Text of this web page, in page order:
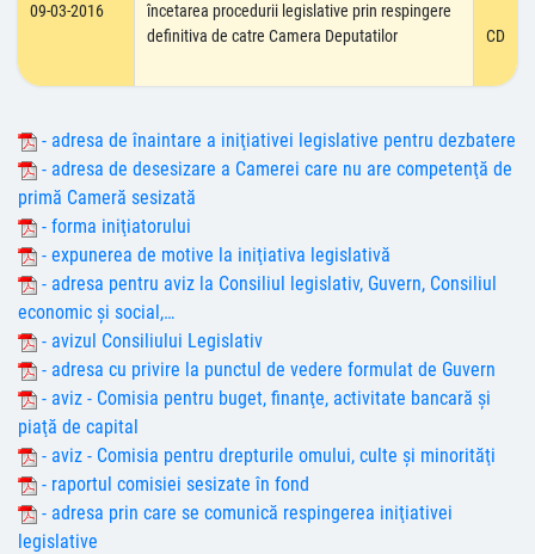
09-03-2016
încetarea procedurii legislative prin respingere
definitiva de catre Camera Deputatilor
CD
- adresa de înaintare a iniţiativei legislative pentru dezbatere
- adresa de desesizare a Camerei care nu are competenţă de
primă Cameră sesizată
- forma iniţiatorului
- expunerea de motive la iniţiativa legislativă
- adresa pentru aviz la Consiliul legislativ, Guvern, Consiliul
economic şi social,…
- avizul Consiliului Legislativ
- adresa cu privire la punctul de vedere formulat de Guvern
- aviz - Comisia pentru buget, finanţe, activitate bancară şi
piaţă de capital
- aviz - Comisia pentru drepturile omului, culte şi minorităţi
- raportul comisiei sesizate în fond
- adresa prin care se comunică respingerea iniţiativei
legislative